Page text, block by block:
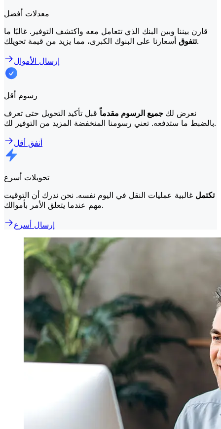
معدلات أفضل
قارن بيننا وبين البنك الذي تتعامل معه واكتشف التوفير. غالبًا ما
تتفوقأسعارنا على البنوك الكبرى، مما يزيد من قيمة تحويلك.
إرسال الأموال
رسوم أقل
نعرض لك جميع الرسوم مقدماًقبل تأكيد التحويل حتى تعرف
بالضبط ما ستدفعه. تعني رسومنا المنخفضة المزيد من التوفير لك.
أنفق أقل
تحويلات أسرع
تكتمل غالبية عمليات النقل في اليوم نفسه. نحن ندرك أن التوقيت
مهم عندما يتعلق الأمر بأموالك.
إرسال أسرع